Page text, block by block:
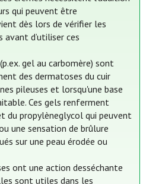
qui peuvent être
dès lors de vérifier les
d’utiliser ces
gel au carbomère) sont
des dermatoses du cuir
pileuses et lorsqu'une base
Ces gels renferment
du propylèneglycol qui peuvent
une sensation de brûlure
sur une peau érodée ou
ont une action desséchante
sont utiles dans les